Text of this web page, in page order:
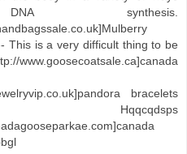
synthesis.
This is a very difficult thing to be
www.goosecoatsale.ca]canada
bracelets
Hqqcqdsps